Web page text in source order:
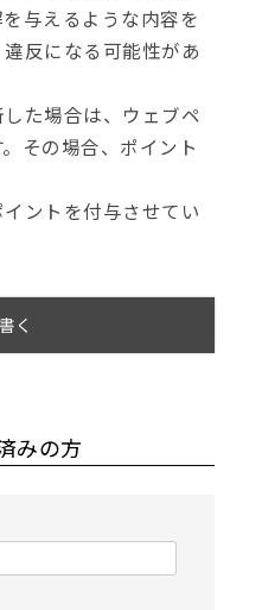
与えるような内容を
反になる可能性があ
た場合は、ウェブペ
その場合、ポイント
ントを付与させてい
く
みの方